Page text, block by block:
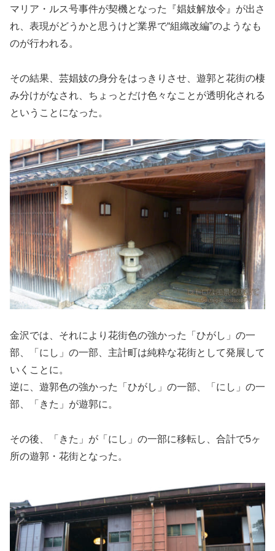
マリア・ルス号事件が契機となった『娼妓解放令』が出さ
れ、表現がどうかと思うけど業界で“組織改編”のようなも
のが行われる。
その結果、芸娼妓の身分をはっきりさせ、遊郭と花街の棲
み分けがなされ、ちょっとだけ色々なことが透明化される
ということになった。
金沢では、それにより花街色の強かった「ひがし」の一
部、「にし」の一部、主計町は純粋な花街として発展して
いくことに。
逆に、遊郭色の強かった「ひがし」の一部、「にし」の一
部、「きた」が遊郭に。
その後、「きた」が「にし」の一部に移転し、合計で5ヶ
所の遊郭・花街となった。